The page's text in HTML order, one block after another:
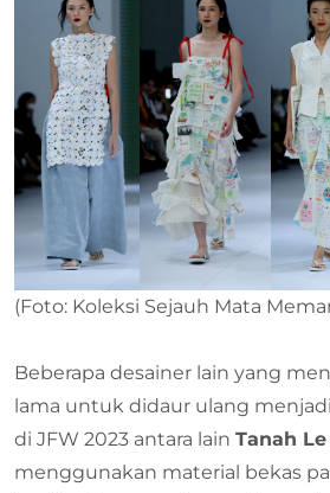
(Foto: Koleksi Sejauh Mata
Beberapa desainer lain yang
lama untuk didaur ulang
di JFW 2023 antara lain Tanah Le
menggunakan material bekas